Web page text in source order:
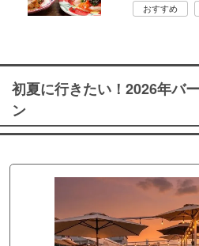
おすすめ
初夏に行きたい！2026年バ
ン